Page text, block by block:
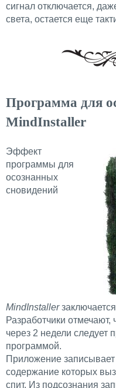
сигнал отключается,
света, остается еще
Программа для
MindInstaller
Эффект
программы для
осознанных
сновидений
MindInstaller
Разработчики
через 2 недели следует
программой.
Приложение записывает
содержание которых
спит. Из подсознания